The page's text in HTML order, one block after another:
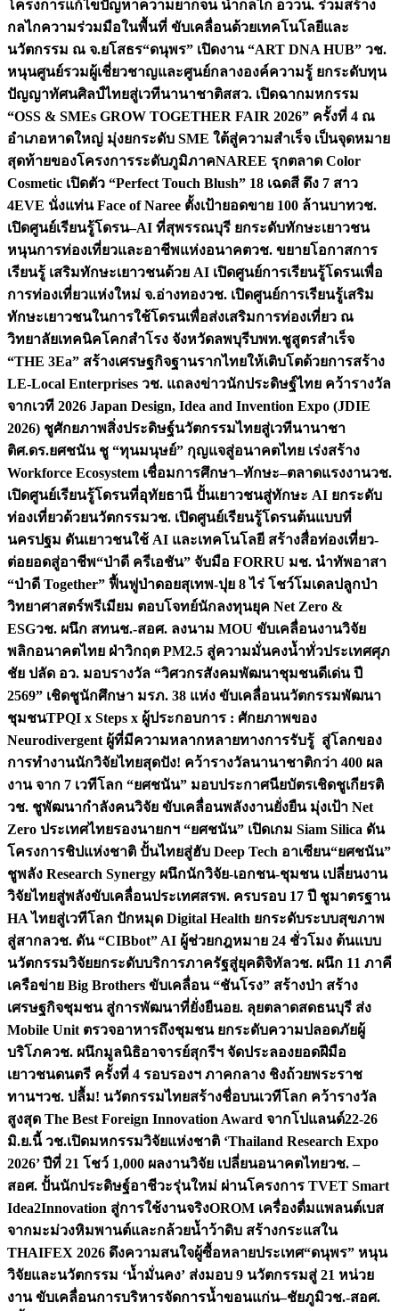
โครงการแก้ไขปัญหาความยากจน นำกลไก อววน. ร่วมสร้าง
กลไกความร่วมมือในพื้นที่ ขับเคลื่อนด้วยเทคโนโลยีและ
นวัตกรรม ณ จ.ยโสธร“ดนุพร” เปิดงาน “ART DNA HUB” วช.
หนุนศูนย์รวมผู้เชี่ยวชาญและศูนย์กลางองค์ความรู้ ยกระดับทุน
ปัญญาทัศนศิลป์ไทยสู่เวทีนานาชาติสสว. เปิดฉากมหกรรม
“OSS & SMEs GROW TOGETHER FAIR 2026” ครั้งที่ 4 ณ
อำเภอหาดใหญ่ มุ่งยกระดับ SME ใต้สู่ความสำเร็จ เป็นจุดหมาย
สุดท้ายของโครงการระดับภูมิภาคNAREE รุกตลาด Color
Cosmetic เปิดตัว “Perfect Touch Blush” 18 เฉดสี ดึง 7 สาว
4EVE นั่งแท่น Face of Naree ตั้งเป้ายอดขาย 100 ล้านบาทวช.
เปิดศูนย์เรียนรู้โดรน–AI ที่สุพรรณบุรี ยกระดับทักษะเยาวชน
หนุนการท่องเที่ยวและอาชีพแห่งอนาคตวช. ขยายโอกาสการ
เรียนรู้ เสริมทักษะเยาวชนด้วย AI เปิดศูนย์การเรียนรู้โดรนเพื่อ
การท่องเที่ยวแห่งใหม่ จ.อ่างทองวช. เปิดศูนย์การเรียนรู้เสริม
ทักษะเยาวชนในการใช้โดรนเพื่อส่งเสริมการท่องเที่ยว ณ
วิทยาลัยเทคนิคโคกสำโรง จังหวัดลพบุรีบพท.ชูสูตรสำเร็จ
“THE 3Ea” สร้างเศรษฐกิจฐานรากไทยให้เติบโตด้วยการสร้าง
LE-Local Enterprises วช. แถลงข่าวนักประดิษฐ์ไทย คว้ารางวัล
จากเวที 2026 Japan Design, Idea and Invention Expo (JDIE
2026) ชูศักยภาพสิ่งประดิษฐ์นวัตกรรมไทยสู่เวทีนานาชา
ติศ.ดร.ยศชนัน ชู “ทุนมนุษย์” กุญแจสู่อนาคตไทย เร่งสร้าง
Workforce Ecosystem เชื่อมการศึกษา–ทักษะ–ตลาดแรงงานวช.
เปิดศูนย์เรียนรู้โดรนที่อุทัยธานี ปั้นเยาวชนสู่ทักษะ AI ยกระดับ
ท่องเที่ยวด้วยนวัตกรรมวช. เปิดศูนย์เรียนรู้โดรนต้นแบบที่
นครปฐม ดันเยาวชนใช้ AI และเทคโนโลยี สร้างสื่อท่องเที่ยว-
ต่อยอดสู่อาชีพ“ป่าดี ครีเอชัน” จับมือ FORRU มช. นำทัพอาสา
“ป่าดี Together” ฟื้นฟูป่าดอยสุเทพ-ปุย 8 ไร่ โชว์โมเดลปลูกป่า
วิทยาศาสตร์พรีเมียม ตอบโจทย์นักลงทุนยุค Net Zero &
ESGวช. ผนึก สทนช.-สอศ. ลงนาม MOU ขับเคลื่อนงานวิจัย
พลิกอนาคตไทย ฝ่าวิกฤต PM2.5 สู่ความมั่นคงน้ำทั่วประเทศศุภ
ชัย ปลัด อว. มอบรางวัล “วิศวกรสังคมพัฒนาชุมชนดีเด่น ปี
2569” เชิดชูนักศึกษา มรภ. 38 แห่ง ขับเคลื่อนนวัตกรรมพัฒนา
ชุมชนTPQI x Steps x ผู้ประกอบการ : ศักยภาพของ
Neurodivergent ผู้ที่มีความหลากหลายทางการรับรู้ สู่โลกของ
การทำงานนักวิจัยไทยสุดปัง! คว้ารางวัลนานาชาติกว่า 400 ผล
งาน จาก 7 เวทีโลก “ยศชนัน” มอบประกาศนียบัตรเชิดชูเกียรติ
วช. ชูพัฒนากำลังคนวิจัย ขับเคลื่อนพลังงานยั่งยืน มุ่งเป้า Net
Zero ประเทศไทยรองนายกฯ “ยศชนัน” เปิดเกม Siam Silica ดัน
โครงการชิปแห่งชาติ ปั้นไทยสู่ฮับ Deep Tech อาเซียน“ยศชนัน”
ชูพลัง Research Synergy ผนึกนักวิจัย-เอกชน-ชุมชน เปลี่ยนงาน
วิจัยไทยสู่พลังขับเคลื่อนประเทศสรพ. ครบรอบ 17 ปี ชูมาตรฐาน
HA ไทยสู่เวทีโลก ปักหมุด Digital Health ยกระดับระบบสุขภาพ
สู่สากลวช. ดัน “CIBbot” AI ผู้ช่วยกฎหมาย 24 ชั่วโมง ต้นแบบ
นวัตกรรมวิจัยยกระดับบริการภาครัฐสู่ยุคดิจิทัลวช. ผนึก 11 ภาคี
เครือข่าย Big Brothers ขับเคลื่อน “ชันโรง” สร้างป่า สร้าง
เศรษฐกิจชุมชน สู่การพัฒนาที่ยั่งยืนอย. ลุยตลาดสดธนบุรี ส่ง
Mobile Unit ตรวจอาหารถึงชุมชน ยกระดับความปลอดภัยผู้
บริโภควช. ผนึกมูลนิธิอาจารย์สุกรีฯ จัดประลองยอดฝีมือ
เยาวชนดนตรี ครั้งที่ 4 รอบรองฯ ภาคกลาง ชิงถ้วยพระราช
ทานฯวช. ปลื้ม! นวัตกรรมไทยสร้างชื่อบนเวทีโลก คว้ารางวัล
สูงสุด The Best Foreign Innovation Award จากโปแลนด์22-26
มิ.ย.นี้ วช.เปิดมหกรรมวิจัยแห่งชาติ ‘Thailand Research Expo
2026’ ปีที่ 21 โชว์ 1,000 ผลงานวิจัย เปลี่ยนอนาคตไทยวช. –
สอศ. ปั้นนักประดิษฐ์อาชีวะรุ่นใหม่ ผ่านโครงการ TVET Smart
Idea2Innovation สู่การใช้งานจริงOROM เครื่องดื่มแพลนต์เบส
จากมะม่วงหิมพานต์และกล้วยน้ำว้าดิบ สร้างกระแสใน
THAIFEX 2026 ดึงความสนใจผู้ซื้อหลายประเทศ“ดนุพร” หนุน
วิจัยและนวัตกรรม ‘น้ำมั่นคง’ ส่งมอบ 9 นวัตกรรมสู่ 21 หน่วย
งาน ขับเคลื่อนการบริหารจัดการน้ำขอนแก่น–ชัยภูมิวช.-สอศ.